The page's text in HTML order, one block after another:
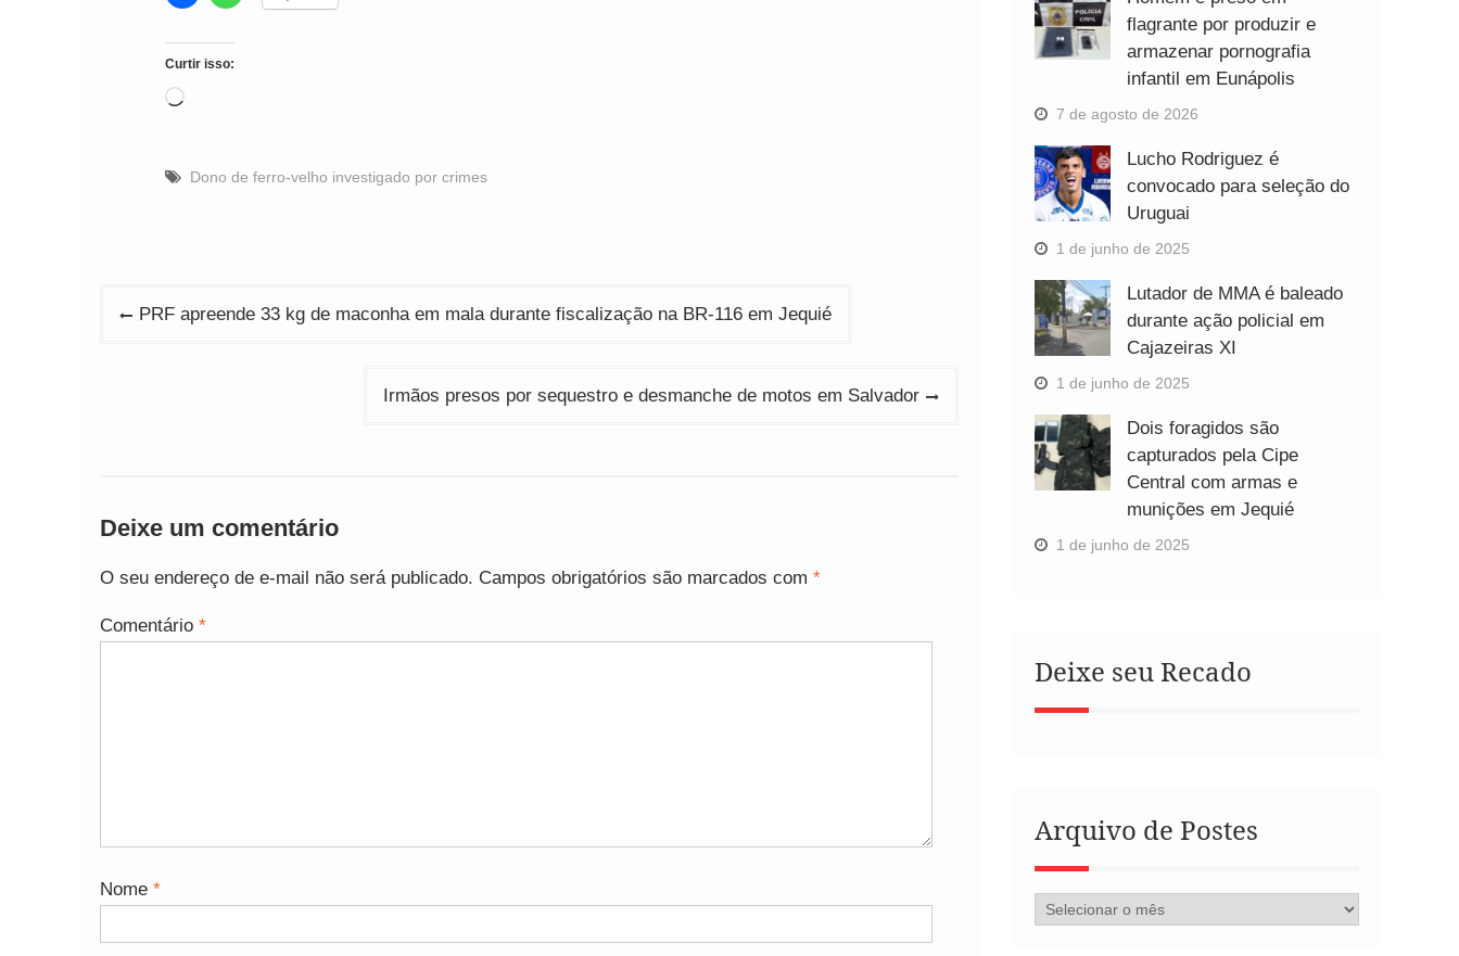
Curtir isso:
Carregando...
Dono de ferro-velho investigado por crimes
Navegação
PRF apreende 33 kg de maconha em mala durante fiscalização na BR-116 em Jequié
Irmãos presos por sequestro e desmanche de motos em Salvador
Deixe um comentário
O seu endereço de e-mail não será publicado. Campos obrigatórios são marcados com *
Comentário *
Nome *
flagrante por produzir e
armazenar pornografia
infantil em Eunápolis
7 de agosto de 2026
Lucho Rodriguez é
convocado para seleção do
Uruguai
1 de junho de 2025
Lutador de MMA é baleado
durante ação policial em
Cajazeiras XI
1 de junho de 2025
Dois foragidos são
capturados pela Cipe
Central com armas e
munições em Jequié
1 de junho de 2025
Deixe seu Recado
Arquivo de Postes
Arquivo